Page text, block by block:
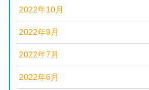
2022年10月
2022年9月
2022年7月
2022年6月